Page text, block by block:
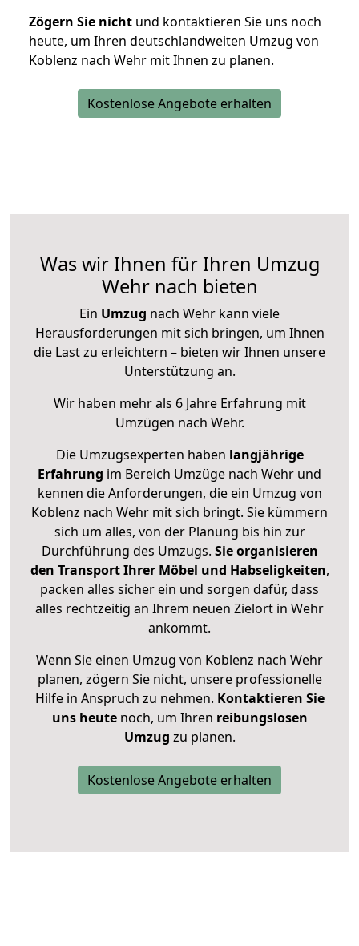
Zögern Sie nicht und kontaktieren Sie uns noch
heute, um Ihren deutschlandweiten Umzug von
Koblenz nach Wehr mit Ihnen zu planen.
Kostenlose Angebote erhalten
Was wir Ihnen für Ihren Umzug
Wehr nach bieten
Ein Umzug nach Wehr kann viele
Herausforderungen mit sich bringen, um Ihnen
die Last zu erleichtern – bieten wir Ihnen unsere
Unterstützung an.
Wir haben mehr als 6 Jahre Erfahrung mit
Umzügen nach Wehr.
Die Umzugsexperten haben langjährige
Erfahrung im Bereich Umzüge nach Wehr und
kennen die Anforderungen, die ein Umzug von
Koblenz nach Wehr mit sich bringt. Sie kümmern
sich um alles, von der Planung bis hin zur
Durchführung des Umzugs. Sie organisieren
den Transport Ihrer Möbel und Habseligkeiten,
packen alles sicher ein und sorgen dafür, dass
alles rechtzeitig an Ihrem neuen Zielort in Wehr
ankommt.
Wenn Sie einen Umzug von Koblenz nach Wehr
planen, zögern Sie nicht, unsere professionelle
Hilfe in Anspruch zu nehmen. Kontaktieren Sie
uns heutenoch, um Ihren reibungslosen
Umzug zu planen.
Kostenlose Angebote erhalten